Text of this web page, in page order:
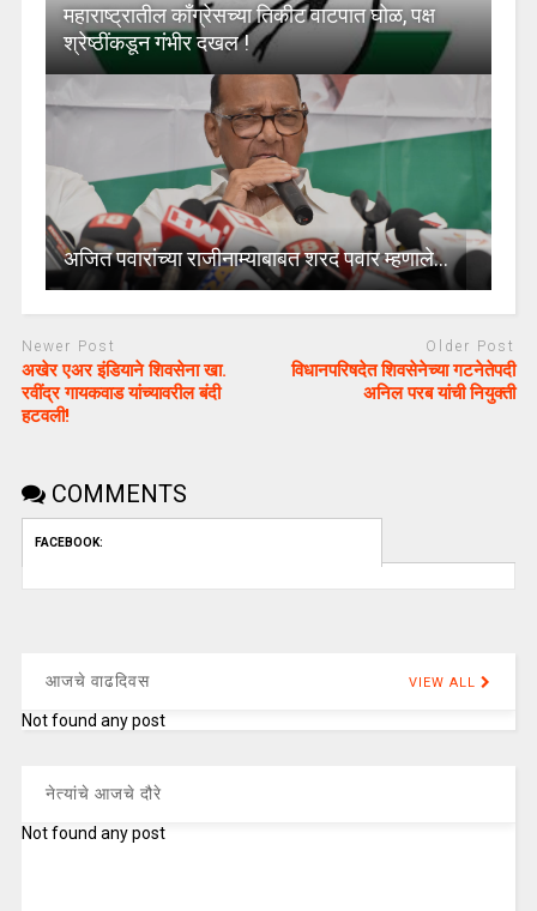
महाराष्ट्रातील काँग्रेसच्या तिकीट वाटपात घोळ, पक्ष
श्रेष्ठींकडून गंभीर दखल !
अजित पवारांच्या राजीनाम्याबाबत शरद पवार म्हणाले…
Newer Post
अखेर एअर इंडियाने शिवसेना खा.
रवींद्र गायकवाड यांच्यावरील बंदी
हटवली!
Older Post
विधानपरिषदेत शिवसेनेच्या गटनेतेपदी
अनिल परब यांची नियुक्ती
COMMENTS
FACEBOOK:
आजचे वाढदिवस VIEW ALL
Not found any post
नेत्यांचे आजचे दौरे
Not found any post